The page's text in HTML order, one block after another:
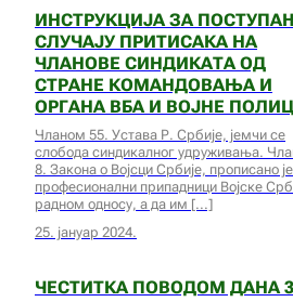
ИНСТРУКЦИЈА ЗА
СЛУЧАЈУ ПРИТИСАКА НА
ЧЛАНОВЕ СИНДИКАТА ОД
СТРАНЕ КОМАНДОВАЊА И
ОРГАНА ВБА И ВОЈНЕ
Чланом 55. Устава Р. Србије, јемчи се
слобода синдикалног удруживања.
8. Закона о Војсци Србије, прописано
професионални припадници Војске
радном односу, а да им
25. јануар 2024.
ЧЕСТИТКА ПОВОДОМ ДАНА